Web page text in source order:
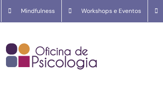
Mindfulness Workshops e Eventos